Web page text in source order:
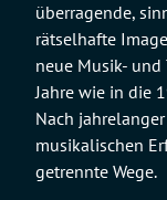
überragende,
rätselhafte
neue Musik-
Jahre wie in die
Nach
musikalischen
getrennte Wege.